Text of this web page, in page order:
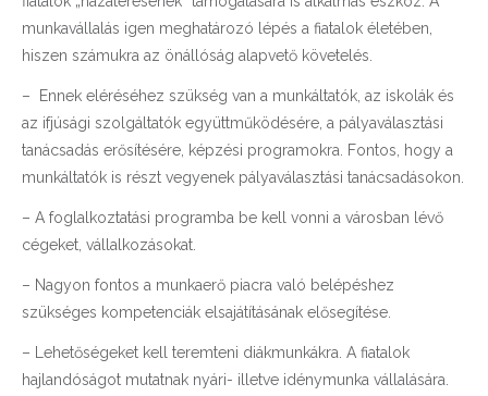
munkavállalás igen meghatározó lépés a fiatalok életében,
hiszen számukra az önállóság alapvető követelés.
– Ennek eléréséhez szükség van a munkáltatók, az iskolák és
az ifjúsági szolgáltatók együttműködésére, a pályaválasztási
tanácsadás erősítésére, képzési programokra. Fontos, hogy a
munkáltatók is részt vegyenek pályaválasztási tanácsadásokon.
– A foglalkoztatási programba be kell vonni a városban lévő
cégeket, vállalkozásokat.
– Nagyon fontos a munkaerő piacra való belépéshez
szükséges kompetenciák elsajátításának elősegítése.
– Lehetőségeket kell teremteni diákmunkákra. A fiatalok
hajlandóságot mutatnak nyári- illetve idénymunka vállalására.